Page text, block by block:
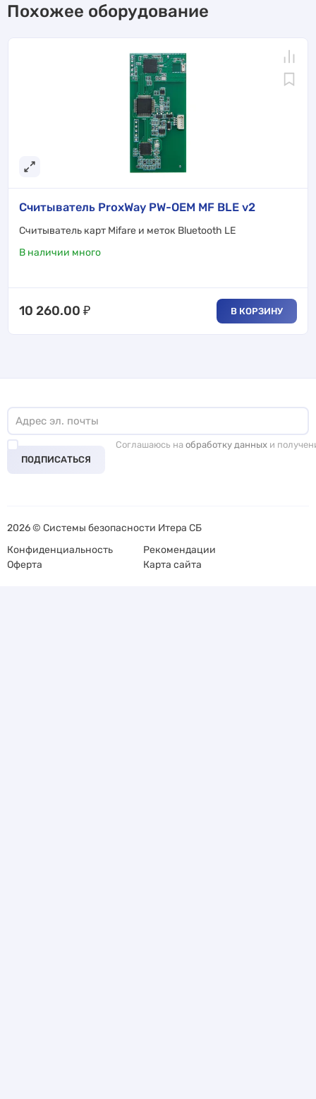
Похожее оборудование
Считыватель ProxWay PW-OEM MF BLE v2
Cчитыватель карт Mifare и меток Bluetooth LE
В наличии много
10 260.00 ₽ В КОРЗИНУ
ПОДПИСАТЬСЯ
Соглашаюсь на обработку данных и
2026 © Системы безопасности Итера СБ
Конфиденциальность
Рекомендации
Оферта
Карта сайта